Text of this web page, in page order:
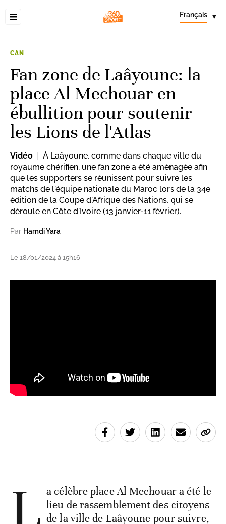
Français ▾
CAN
Fan zone de Laâyoune: la
place Al Mechouar en
ébullition pour soutenir
les Lions de l'Atlas
Vidéo
À Laâyoune, comme dans chaque ville du
royaume chérifien, une fan zone a été aménagée afin
que les supporters se réunissent pour suivre les
matchs de l'équipe nationale du Maroc lors de la 34e
édition de la Coupe d'Afrique des Nations, qui se
déroule en Côte d'Ivoire (13 janvier-11 février).
Par Hamdi Yara
Le 18/01/2024 à 15h16
L a célèbre place Al Mechouar a été le
lieu de rassemblement des citoyens
de la ville de Laâyoune pour suivre,